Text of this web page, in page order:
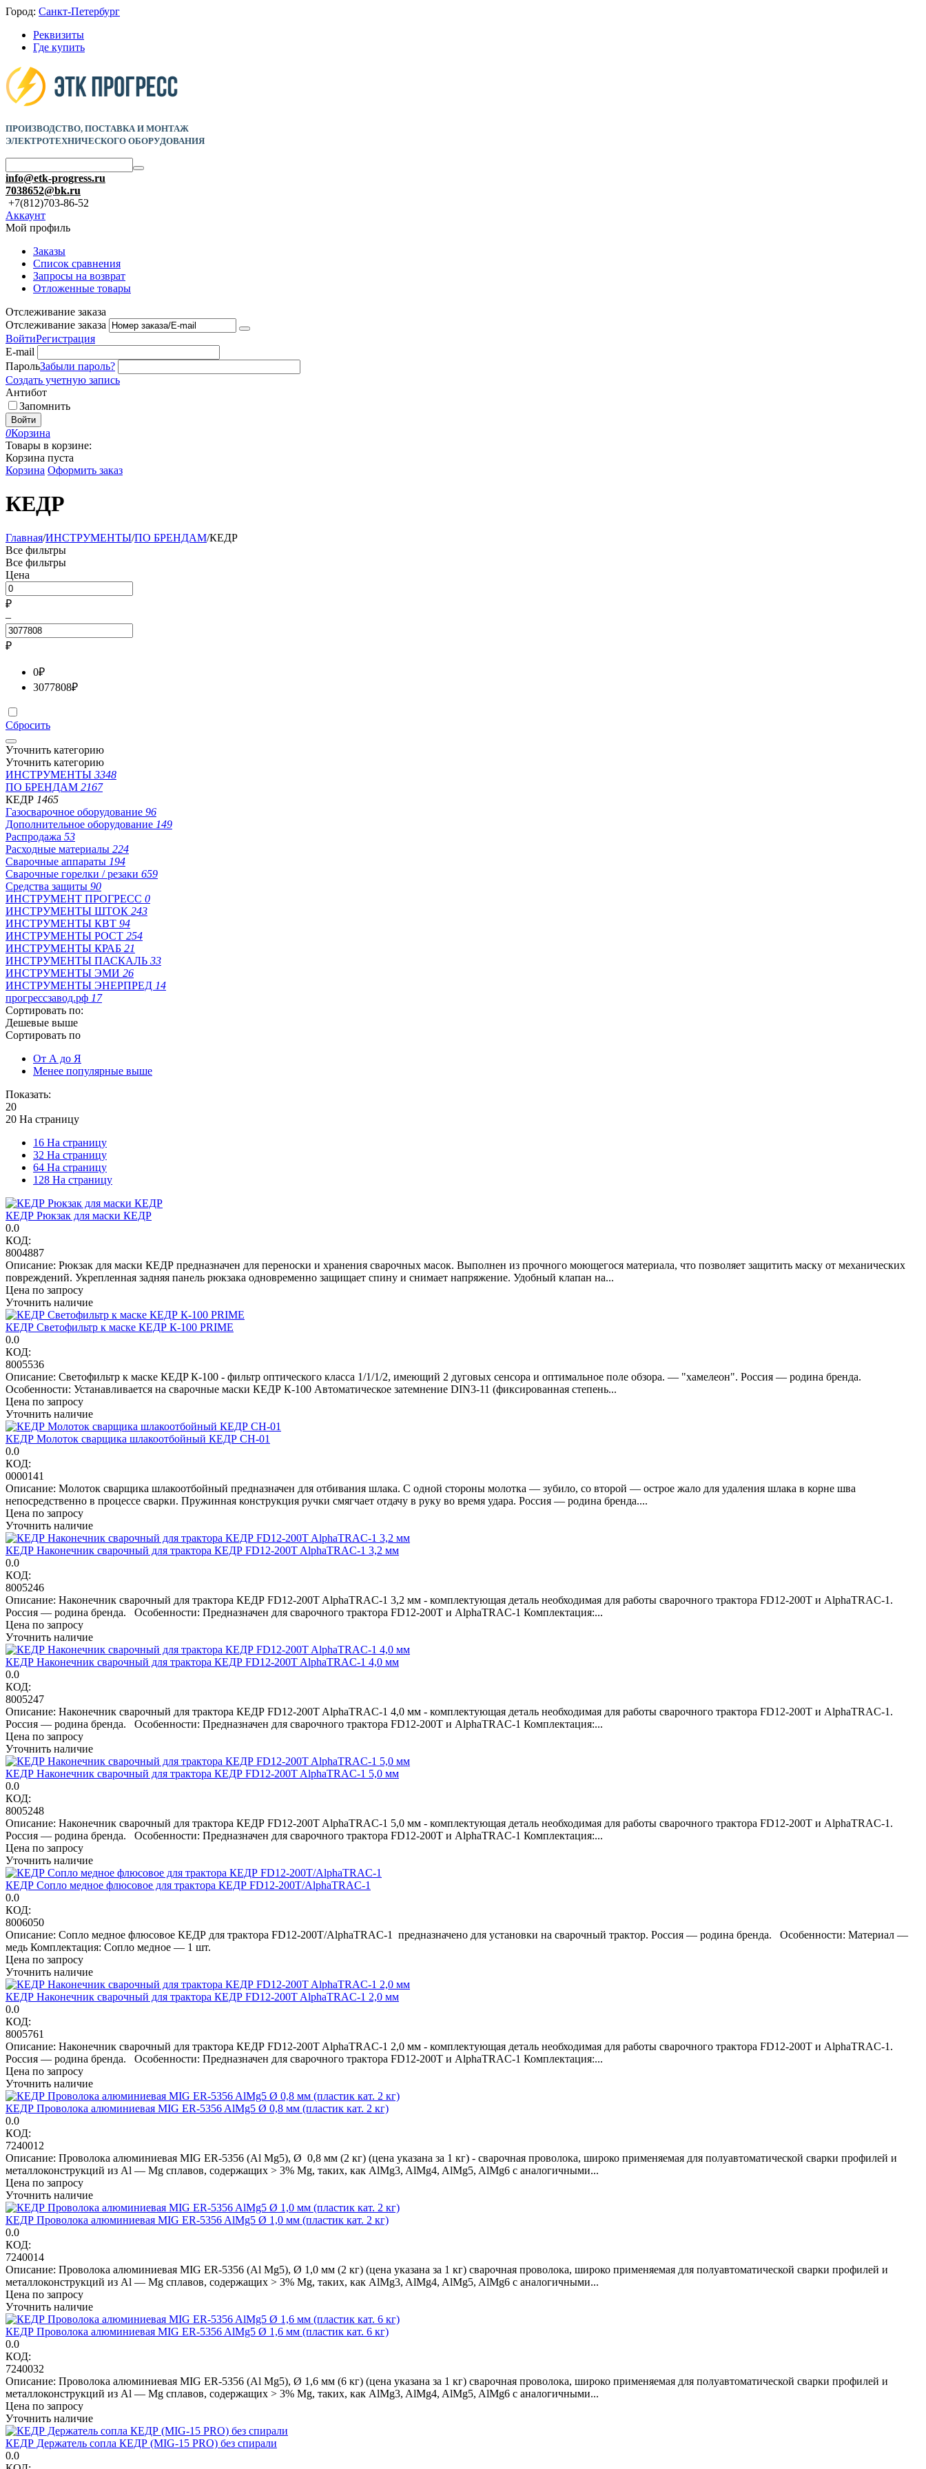
Город: Санкт-Петербург
Реквизиты
Где купить
ПРОИЗВОДСТВО, ПОСТАВКА И МОНТАЖ
ЭЛЕКТРОТЕХНИЧЕСКОГО ОБОРУДОВАНИЯ
info@etk-progress.ru
7038652@bk.ru
+7(812)703-86-52
Аккаунт
Мой профиль
Заказы
Список сравнения
Запросы на возврат
Отложенные товары
Отслеживание заказа
Отслеживание заказа
ВойтиРегистрация
E-mail
ПарольЗабыли пароль?
Создать учетную запись
Антибот
Запомнить
Войти
0Корзина
Товары в корзине:
Корзина пуста
Корзина Оформить заказ
КЕДР
Главная/ИНСТРУМЕНТЫ/ПО БРЕНДАМ/КЕДР
Все фильтры
Все фильтры
Цена
₽
–
₽
0₽
3077808₽
Сбросить
Уточнить категорию
Уточнить категорию
ИНСТРУМЕНТЫ 3348
ПО БРЕНДАМ 2167
КЕДР 1465
Газосварочное оборудование 96
Дополнительное оборудование 149
Распродажа 53
Расходные материалы 224
Сварочные аппараты 194
Сварочные горелки / резаки 659
Средства защиты 90
ИНСТРУМЕНТ ПРОГРЕСС 0
ИНСТРУМЕНТЫ ШТОК 243
ИНСТРУМЕНТЫ КВТ 94
ИНСТРУМЕНТЫ РОСТ 254
ИНСТРУМЕНТЫ КРАБ 21
ИНСТРУМЕНТЫ ПАСКАЛЬ 33
ИНСТРУМЕНТЫ ЭМИ 26
ИНСТРУМЕНТЫ ЭНЕРПРЕД 14
прогрессзавод.рф 17
Сортировать по:
Дешевые выше
Сортировать по
От А до Я
Менее популярные выше
Показать:
20
20 На страницу
16 На страницу
32 На страницу
64 На страницу
128 На страницу
КЕДР Рюкзак для маски КЕДР
0.0
КОД:
8004887
Описание: Рюкзак для маски КЕДР предназначен для переноски и хранения сварочных масок. Выполнен из прочного моющегося материала, что позволяет защитить маску от механических
повреждений. Укрепленная задняя панель рюкзака одновременно защищает спину и снимает напряжение. Удобный клапан на...
Цена по запросу
Уточнить наличие
КЕДР Светофильтр к маске КЕДР К-100 PRIME
0.0
КОД:
8005536
Описание: Светофильтр к маске КЕДP К-100 - фильтр оптического класса 1/1/1/2, имеющий 2 дуговых сенсора и оптимальное поле обзора. — "хамелеон". Россия — родина бренда.
Особенности: Устанавливается на сварочные маски КЕДР К-100 Автоматическое затемнение DIN3-11 (фиксированная степень...
Цена по запросу
Уточнить наличие
КЕДР Молоток сварщика шлакоотбойный КЕДР СН-01
0.0
КОД:
0000141
Описание: Молоток сварщика шлакоотбойный предназначен для отбивания шлака. С одной стороны молотка — зубило, со второй — острое жало для удаления шлака в корне шва
непосредственно в процессе сварки. Пружинная конструкция ручки смягчает отдачу в руку во время удара. Россия — родина бренда....
Цена по запросу
Уточнить наличие
КЕДР Наконечник сварочный для трактора КЕДР FD12-200T AlphaTRAC-1 3,2 мм
0.0
КОД:
8005246
Описание: Наконечник сварочный для трактора КЕДР FD12-200T AlphaTRAC-1 3,2 мм - комплектующая деталь необходимая для работы сварочного трактора FD12-200T и AlphaTRAC-1.
Россия — родина бренда. Особенности: Предназначен для сварочного трактора FD12-200T и AlphaTRAC-1 Комплектация:...
Цена по запросу
Уточнить наличие
КЕДР Наконечник сварочный для трактора КЕДР FD12-200T AlphaTRAC-1 4,0 мм
0.0
КОД:
8005247
Описание: Наконечник сварочный для трактора КЕДР FD12-200T AlphaTRAC-1 4,0 мм - комплектующая деталь необходимая для работы сварочного трактора FD12-200T и AlphaTRAC-1.
Россия — родина бренда. Особенности: Предназначен для сварочного трактора FD12-200T и AlphaTRAC-1 Комплектация:...
Цена по запросу
Уточнить наличие
КЕДР Наконечник сварочный для трактора КЕДР FD12-200T AlphaTRAC-1 5,0 мм
0.0
КОД:
8005248
Описание: Наконечник сварочный для трактора КЕДР FD12-200T AlphaTRAC-1 5,0 мм - комплектующая деталь необходимая для работы сварочного трактора FD12-200T и AlphaTRAC-1.
Россия — родина бренда. Особенности: Предназначен для сварочного трактора FD12-200T и AlphaTRAC-1 Комплектация:...
Цена по запросу
Уточнить наличие
КЕДР Сопло медное флюсовое для трактора КЕДР FD12-200T/AlphaTRAC-1
0.0
КОД:
8006050
Описание: Сопло медное флюсовое КЕДР для трактора FD12-200T/AlphaTRAC-1 предназначено для установки на сварочный трактор. Россия — родина бренда. Особенности: Материал —
медь Комплектация: Сопло медное — 1 шт.
Цена по запросу
Уточнить наличие
КЕДР Наконечник сварочный для трактора КЕДР FD12-200T AlphaTRAC-1 2,0 мм
0.0
КОД:
8005761
Описание: Наконечник сварочный для трактора КЕДР FD12-200T AlphaTRAC-1 2,0 мм - комплектующая деталь необходимая для работы сварочного трактора FD12-200T и AlphaTRAC-1.
Россия — родина бренда. Особенности: Предназначен для сварочного трактора FD12-200T и AlphaTRAC-1 Комплектация:...
Цена по запросу
Уточнить наличие
КЕДР Проволока алюминиевая MIG ER-5356 AlMg5 Ø 0,8 мм (пластик кат. 2 кг)
0.0
КОД:
7240012
Описание: Проволока алюминиевая MIG ER-5356 (Al Mg5), Ø 0,8 мм (2 кг) (цена указана за 1 кг) - сварочная проволока, широко применяемая для полуавтоматической сварки профилей и
металлоконструкций из Al — Mg сплавов, содержащих > 3% Mg, таких, как AlMg3, AlMg4, AlMg5, AlMg6 с аналогичными...
Цена по запросу
Уточнить наличие
КЕДР Проволока алюминиевая MIG ER-5356 AlMg5 Ø 1,0 мм (пластик кат. 2 кг)
0.0
КОД:
7240014
Описание: Проволока алюминиевая MIG ER-5356 (Al Mg5), Ø 1,0 мм (2 кг) (цена указана за 1 кг) сварочная проволока, широко применяемая для полуавтоматической сварки профилей и
металлоконструкций из Al — Mg сплавов, содержащих > 3% Mg, таких, как AlMg3, AlMg4, AlMg5, AlMg6 с аналогичными...
Цена по запросу
Уточнить наличие
КЕДР Проволока алюминиевая MIG ER-5356 AlMg5 Ø 1,6 мм (пластик кат. 6 кг)
0.0
КОД:
7240032
Описание: Проволока алюминиевая MIG ER-5356 (Al Mg5), Ø 1,6 мм (6 кг) (цена указана за 1 кг) сварочная проволока, широко применяемая для полуавтоматической сварки профилей и
металлоконструкций из Al — Mg сплавов, содержащих > 3% Mg, таких, как AlMg3, AlMg4, AlMg5, AlMg6 с аналогичными...
Цена по запросу
Уточнить наличие
КЕДР Держатель сопла КЕДР (MIG-15 PRO) без спирали
0.0